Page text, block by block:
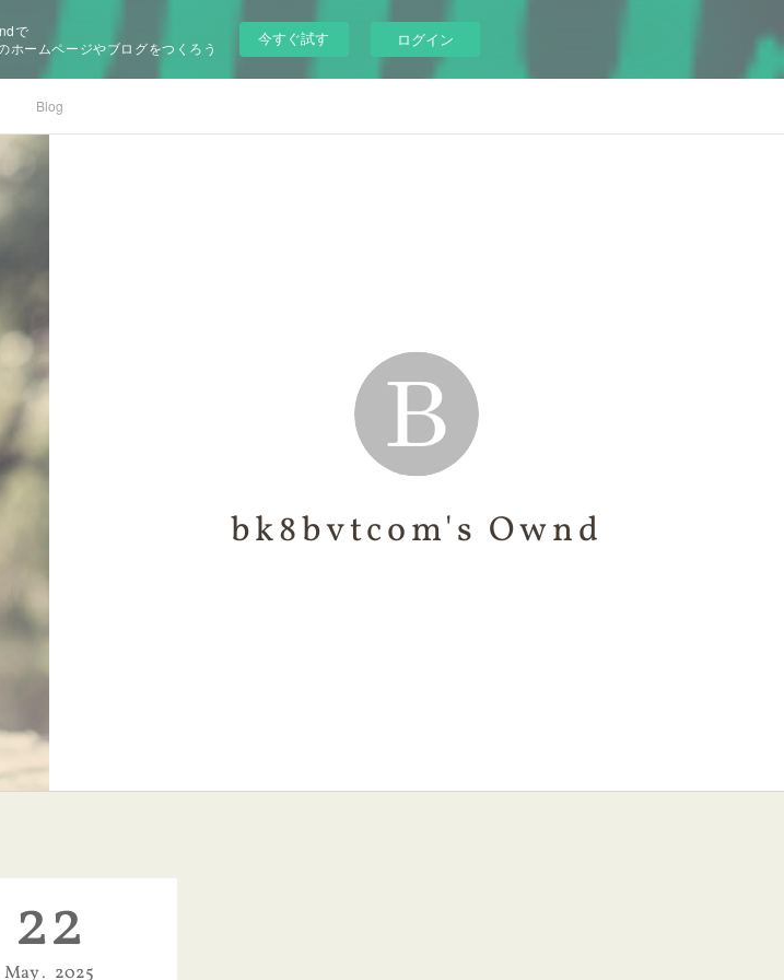
で
ホームページやブログをつくろう
今すぐ試す ログイン
Blog
bk8bvtcom's Ownd
22
May 2025